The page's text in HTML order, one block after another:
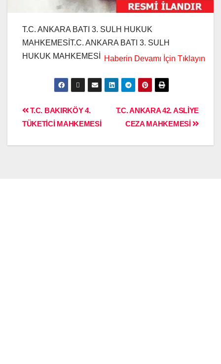
T.C. ANKARA BATI 3. SULH HUKUK
MAHKEMESİT.C. ANKARA BATI 3. SULH
HUKUK MAHKEMESİ
T.C. ANKARA 42. ASLİYE
CEZA MAHKEMESİ
T.C. BAKIRKÖY 4.
TÜKETİCİ MAHKEMESİ